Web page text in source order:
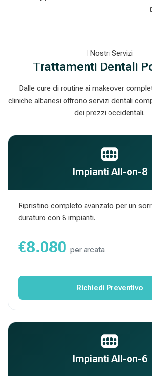
I Nostri Servizi
Trattamenti Dentali
Dalle cure di routine ai makeover
cliniche albanesi offrono servizi dentali
dei prezzi occidentali.
Impianti All-on-8
Ripristino completo avanzato per un
duraturo con 8 impianti.
€8.080 per arcata
Richiedi Preventivo
Impianti All-on-6